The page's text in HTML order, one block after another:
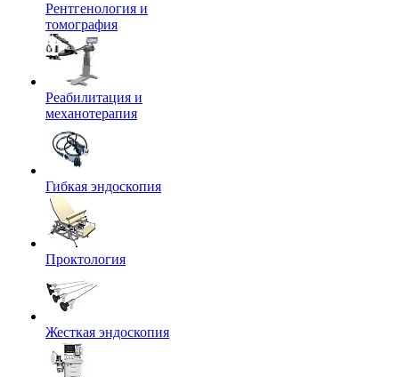
Рентгенология и
томография
Реабилитация и
механотерапия
Гибкая эндоскопия
Проктология
Жесткая эндоскопия